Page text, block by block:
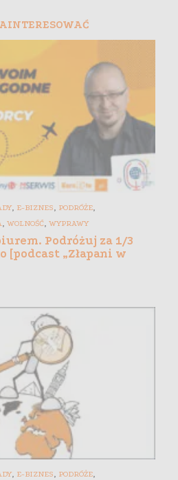
, E-BIZNES PODRÓŻE
WOLNOŚĆ WYPRAWY
Podróżuj za 1/3
[podcast „Złapani w
, E-BIZNES, PODRÓŻE,